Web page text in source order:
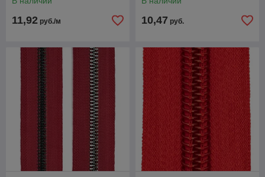
11,92 руб./м 10,47 руб.